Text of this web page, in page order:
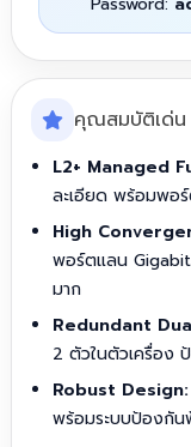
คุณสมบัติเด่
L2+ Managed
ละเอียด พร้อมพอ
High
พอร์ตแลน
มาก
Redundant
2 ตัวในตัวเครื่อง
Robust Design:
พร้อมระบบป้องกัน